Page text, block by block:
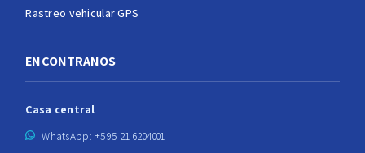
Rastreo vehicular GPS
ENCONTRANOS
Casa central
WhatsApp: +595 21 6204001